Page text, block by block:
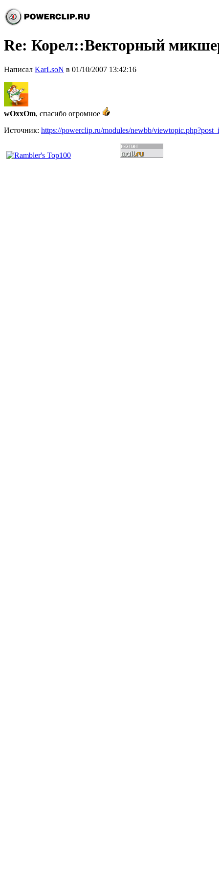
Re: Корел::Векторный
Написал KarLsoN в 01/10/2007 13:42:16
wOxxOm, спасибо огромное
Источник: https://powerclip.ru/modules/newbb/